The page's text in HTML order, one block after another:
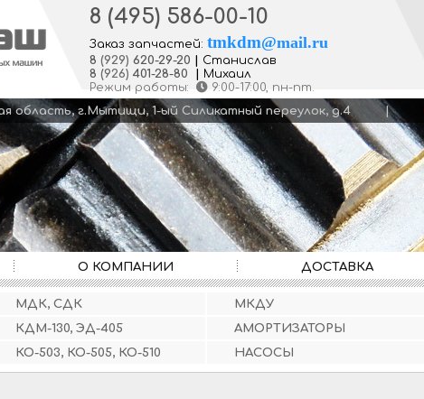
8 (495) 586-00-10
Заказ запчастей: tmkdm@mail.ru
8 (929) 620-29-20
Станислав
8 (926) 401-28-80
Михаил
Режим работы:
9:00-17:00, пн-пт.
область, г.Мытищи, 1-ый Силикатный переулок, д.4 |
О КОМПАНИИ ДОСТАВКА
МДК, СДК МКДУ
КДМ-130, ЭД-405 АМОРТИЗАТОРЫ
КО-503, КО-505, КО-510 НАСОСЫ